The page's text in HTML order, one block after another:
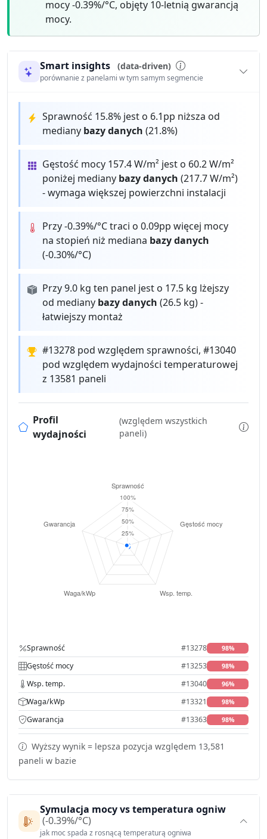
mocy -0.39%/°C, objęty 10-letnią gwarancją
mocy.
Smart insights (data-driven)
porównanie z panelami w tym samym segmencie
Sprawność 15.8% jest o 6.1pp niższa od
mediany bazy danych (21.8%)
Gęstość mocy 157.4 W/m² jest o 60.2 W/m²
poniżej mediany bazy danych (217.7 W/m²)
- wymaga większej powierzchni instalacji
Przy -0.39%/°C traci o 0.09pp więcej mocy
na stopień niż mediana bazy danych
(-0.30%/°C)
Przy 9.0 kg ten panel jest o 17.5 kg lżejszy
od mediany bazy danych (26.5 kg) -
łatwiejszy montaż
#13278 pod względem sprawności, #13040
pod względem wydajności temperaturowej
z 13581 paneli
Profil
wydajności
(względem wszystkich
paneli)
Sprawność #13278 98%
Gęstość mocy #13253 98%
Wsp. temp. #13040 96%
Waga/kWp #13321 98%
Gwarancja #13363 98%
Wyższy wynik = lepsza pozycja względem 13,581
paneli w bazie
Symulacja mocy vs temperatura ogniw
(-0.39%/°C)
jak moc spada z rosnącą temperaturą ogniwa